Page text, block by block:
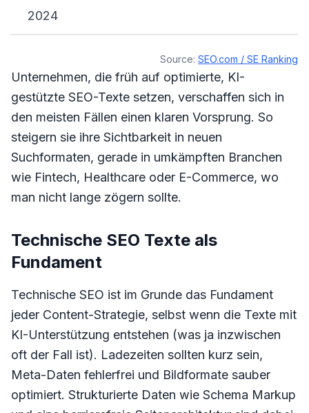
2024
Source: SEO.com / SE Ranking
Unternehmen, die früh auf optimierte, KI-
gestützte SEO-Texte setzen, verschaffen sich in
den meisten Fällen einen klaren Vorsprung. So
steigern sie ihre Sichtbarkeit in neuen
Suchformaten, gerade in umkämpften Branchen
wie Fintech, Healthcare oder E-Commerce, wo
man nicht lange zögern sollte.
Technische SEO Texte als
Fundament
Technische SEO ist im Grunde das Fundament
jeder Content-Strategie, selbst wenn die Texte mit
KI-Unterstützung entstehen (was ja inzwischen
oft der Fall ist). Ladezeiten sollten kurz sein,
Meta-Daten fehlerfrei und Bildformate sauber
optimiert. Strukturierte Daten wie Schema Markup